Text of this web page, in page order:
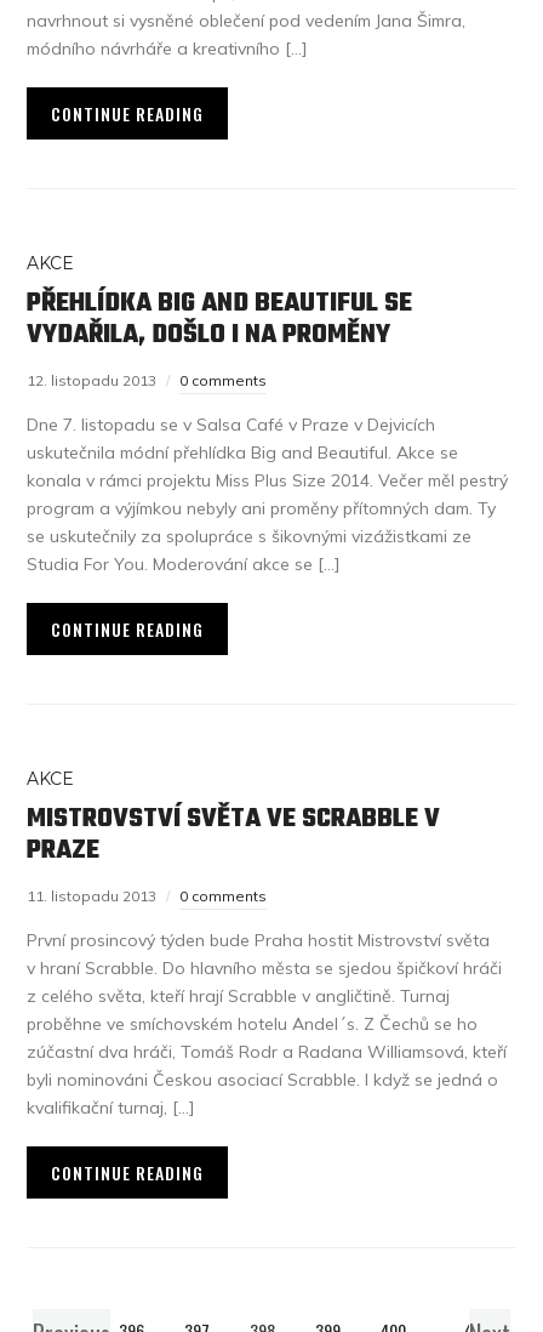
navrhnout si vysněné oblečení pod vedením Jana Šimra,
módního návrháře a kreativního […]
CONTINUE READING
AKCE
PŘEHLÍDKA BIG AND BEAUTIFUL SE
VYDAŘILA, DOŠLO I NA PROMĚNY
12. listopadu 2013 0 comments
Dne 7. listopadu se v Salsa Café v Praze v Dejvicích
uskutečnila módní přehlídka Big and Beautiful. Akce se
konala v rámci projektu Miss Plus Size 2014. Večer měl pestrý
program a výjímkou nebyly ani proměny přítomných dam. Ty
se uskutečnily za spolupráce s šikovnými vizážistkami ze
Studia For You. Moderování akce se […]
CONTINUE READING
AKCE
MISTROVSTVÍ SVĚTA VE SCRABBLE V
PRAZE
11. listopadu 2013 0 comments
První prosincový týden bude Praha hostit Mistrovství světa
v hraní Scrabble. Do hlavního města se sjedou špičkoví hráči
z celého světa, kteří hrají Scrabble v angličtině. Turnaj
proběhne ve smíchovském hotelu Andel´s. Z Čechů se ho
zúčastní dva hráči, Tomáš Rodr a Radana Williamsová, kteří
byli nominováni Českou asociací Scrabble. I když se jedná o
kvalifikační turnaj, […]
CONTINUE READING